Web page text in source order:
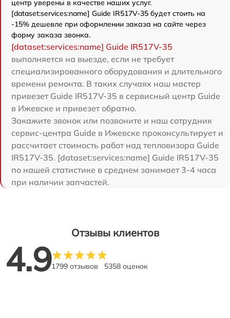
центр уверены в качестве наших услуг.
[dataset:services:name] Guide IR517V-35 будет стоить на
-15% дешевле при оформлении заказа на сайте через
форму заказа звонка.
[dataset:services:name] Guide IR517V-35
выполняется на выезде, если не требует
специализированного оборудования и длительного
времени ремонта. В таких случаях наш мастер
привезет Guide IR517V-35 в сервисный центр Guide
в Ижевске и привезет обратно.
Закажите звонок или позвоните и наш сотрудник
сервис-центра Guide в Ижевске проконсультирует и
рассчитает стоимость работ над тепловизора Guide
IR517V-35. [dataset:services:name] Guide IR517V-35
по нашей статистике в среднем занимает 3-4 часа
при наличии запчастей.
Отзывы клиентов
4.91799 отзывов 5358 оценок